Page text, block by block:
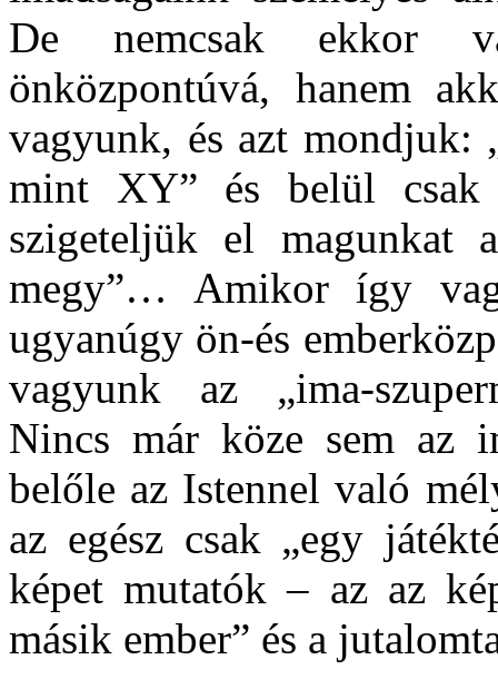
De nemcsak ekkor
önközpontúvá, hanem
vagyunk, és azt mondjuk:
mint XY” és belül csak
szigeteljük el magunkat
megy”… Amikor így
ugyanúgy ön-és
vagyunk az „ima-
Nincs már köze sem az
belőle az Istennel való
az egész csak „egy
képet mutatók – az az
másik ember” és a